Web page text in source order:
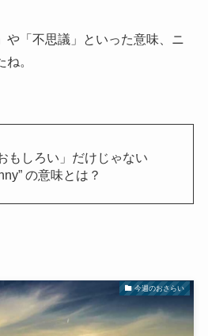
や「不思議」といった意味、ニ
。
おもしろい」だけじゃない
の意味とは？
今週のおさらい